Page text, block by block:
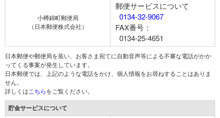
小樽錦町郵便局
（日本郵便株式会社）
郵便サービスについて
0134-32-9067
FAX番号：
0134-25-4651
日本郵便や郵便局を装い、お客さま宛てに自動音声等による不審な電話がかか
ってくる事案が発生しています。
日本郵便では、上記のような電話をかけ、個人情報をお尋ねすることはありま
せん。
詳しくは こちらをご覧ください。
貯金サービスについて